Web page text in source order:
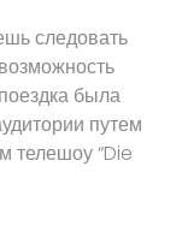
следовать
была
путем
телешоу “Die